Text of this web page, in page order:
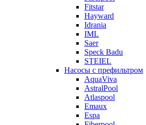
Fitstar
Hayward
Idrania
IML
Saer
Speck Badu
STEIEL
Насосы с префильтром
AquaViva
AstralPool
Atlaspool
Emaux
Espa